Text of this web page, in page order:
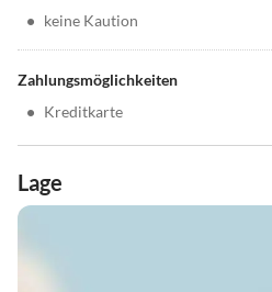
• keine Kaution
Zahlungsmöglichkeiten
• Kreditkarte
Lage